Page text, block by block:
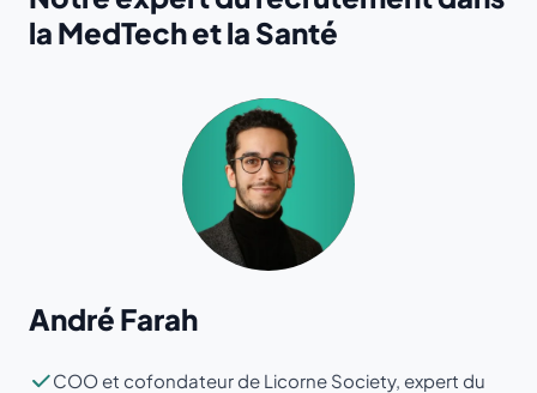
la MedTech et la Santé
André Farah
COO et cofondateur de Licorne Society, expert du